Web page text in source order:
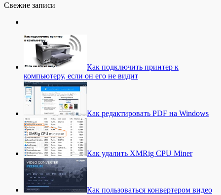
Свежие записи
Как подключить принтер к
компьютеру, если он его не видит
Как редактировать PDF на Windows
Как удалить XMRig CPU Miner
Как пользоваться конвертером видео